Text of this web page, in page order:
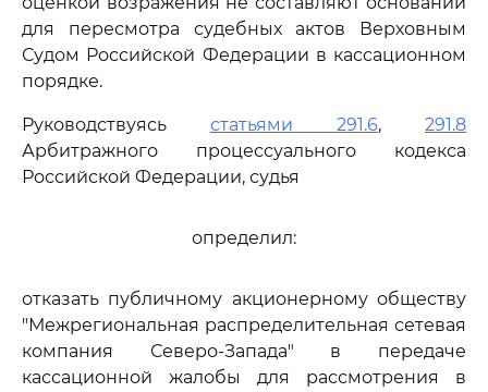
для пересмотра судебных актов Верховным
Судом Российской Федерации в кассационном
порядке.
Руководствуясь статьями 291.6, 291.8
Арбитражного процессуального кодекса
Российской Федерации, судья
определил:
отказать публичному акционерному обществу
"Межрегиональная распределительная сетевая
компания Северо-Запада" в передаче
кассационной жалобы для рассмотрения в